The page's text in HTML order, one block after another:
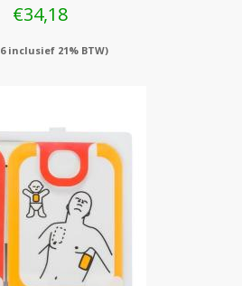
€34,18
inclusief 21% BTW)